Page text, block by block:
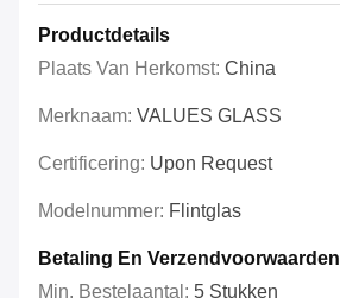
Productdetails
Plaats Van Herkomst: China
Merknaam: VALUES GLASS
Certificering: Upon Request
Modelnummer: Flintglas
Betaling En Verzendvoorwaarden
Min. Bestelaantal: 5 Stukken